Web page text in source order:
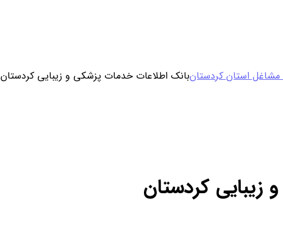
مشاغل استان کردستانبانک اطلاعات خدمات پزشکی و زیبایی کردستان
کردستان